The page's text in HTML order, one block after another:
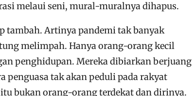
melaui seni, mural-muralnya dihapus.
tambah. Artinya pandemi tak banyak
melimpah. Hanya orang-orang kecil
penghidupan. Mereka dibiarkan berjuang
penguasa tak akan peduli pada rakyat
bukan orang-orang terdekat dan dirinya.